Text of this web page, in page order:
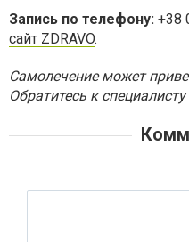
Запись по телефону: +38
сайт ZDRAVO.
Самолечение может
Обратитесь к